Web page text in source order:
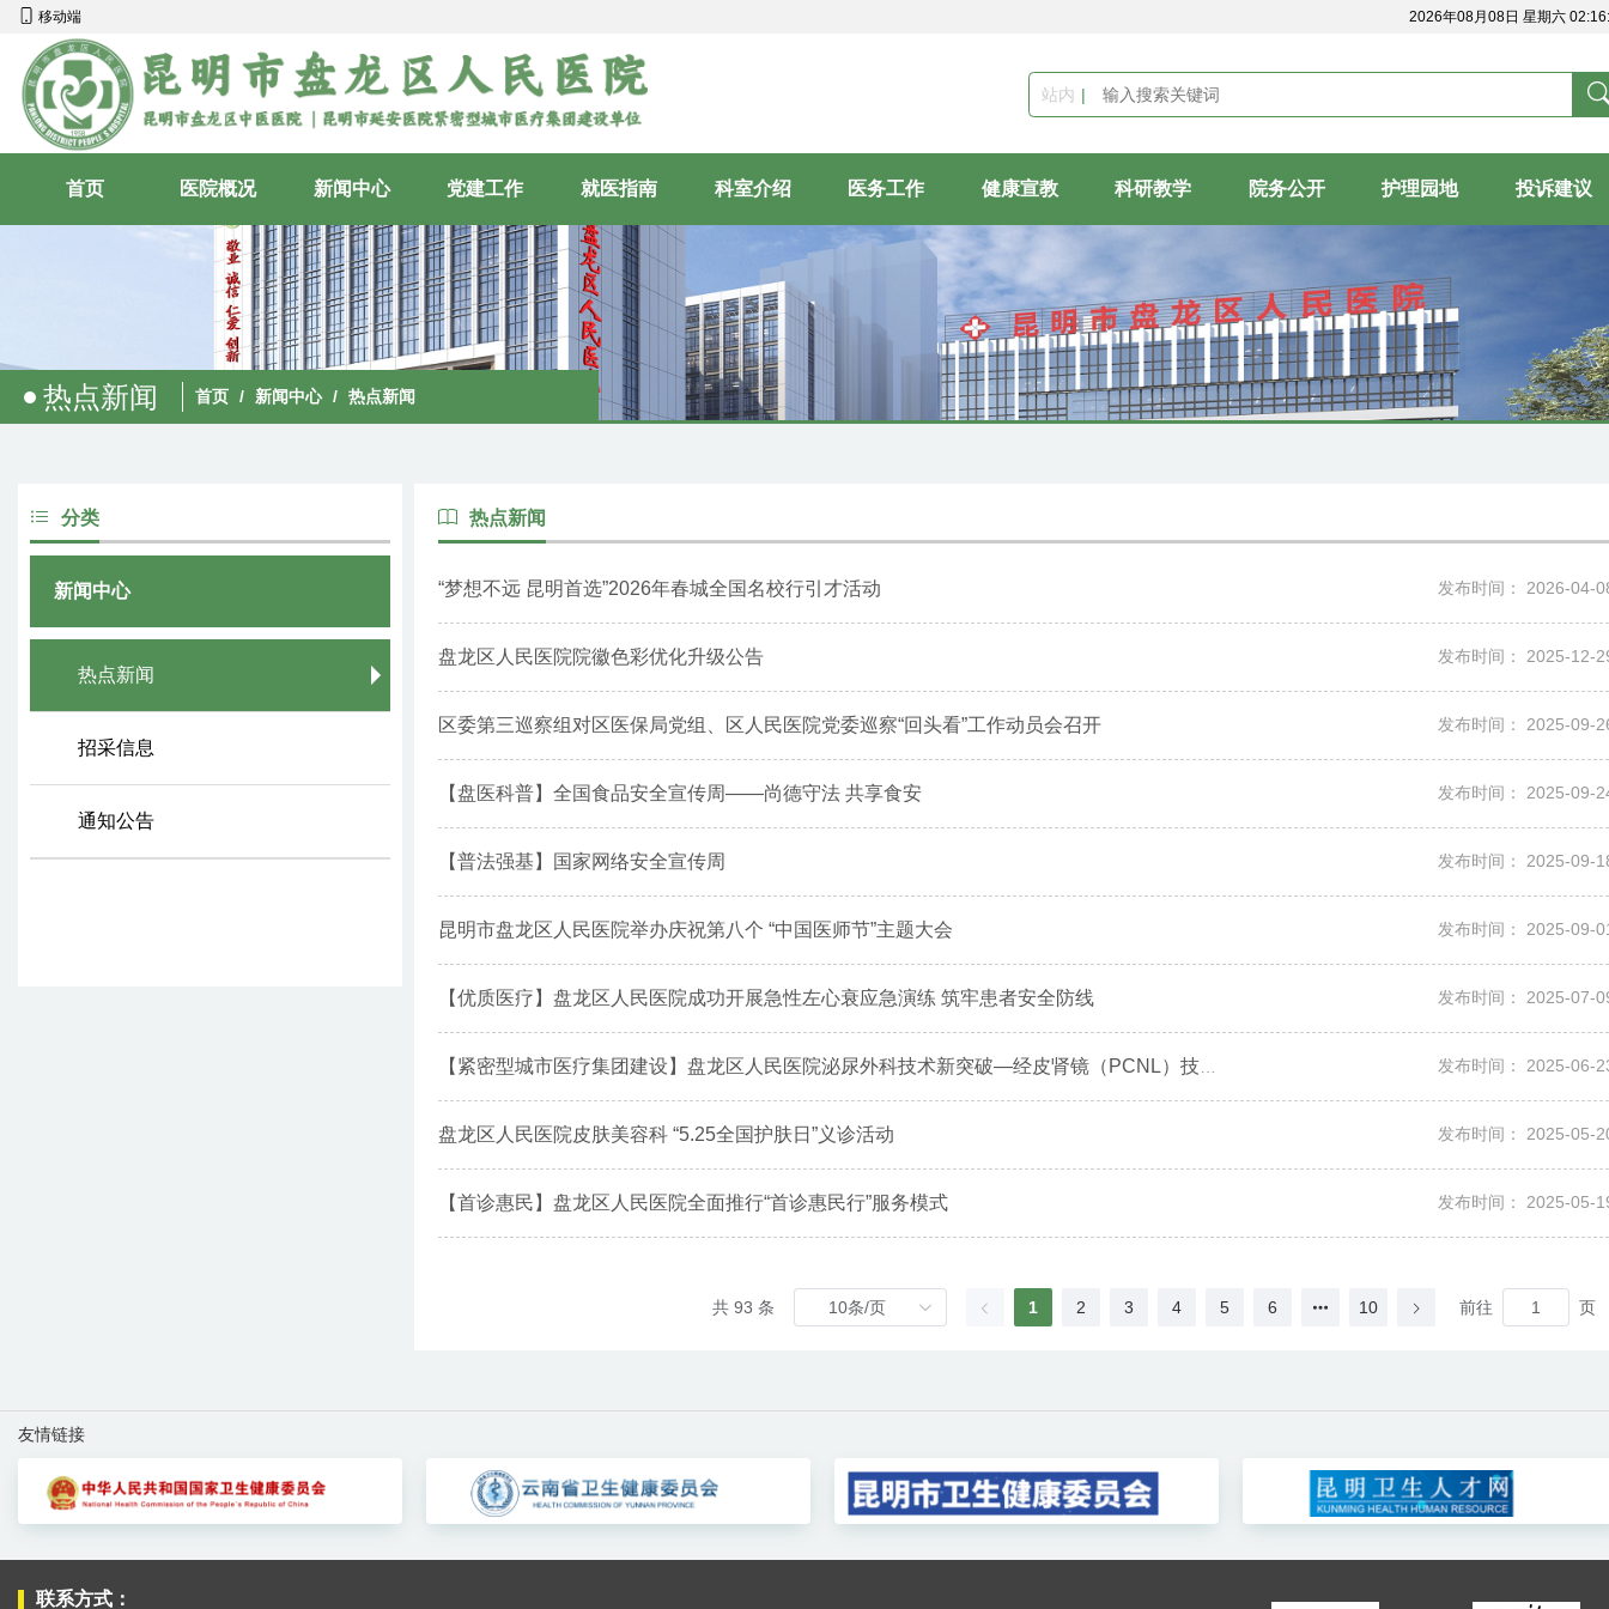
移动端 2026年08月08日 星期六
站内
首页 医院概况 新闻中心 党建工作 就医指南 科室介绍 医务工作 健康宣教 科研教学 院务公开 护理园地 投诉建议
热点新闻 首页 / 新闻中心 / 热点新闻
分类
新闻中心
热点新闻
招采信息
通知公告
热点新闻
“梦想不远 昆明首选”2026年春城全国名校行引才活动 发布时间： 2026-04-
盘龙区人民医院院徽色彩优化升级公告 发布时间： 2025-12-
区委第三巡察组对区医保局党组、区人民医院党委巡察“回头看”工作动员会召开 发布时间： 2025-09-
【盘医科普】全国食品安全宣传周——尚德守法 共享食安 发布时间： 2025-09-
【普法强基】国家网络安全宣传周 发布时间： 2025-09-
昆明市盘龙区人民医院举办庆祝第八个 “中国医师节”主题大会 发布时间： 2025-09-
【优质医疗】盘龙区人民医院成功开展急性左心衰应急演练 筑牢患者安全防线 发布时间： 2025-07-
【紧密型城市医疗集团建设】盘龙区人民医院泌尿外科技术新突破—经皮肾镜（PCNL）技术开展 发布时间： 2025-06-
盘龙区人民医院皮肤美容科 “5.25全国护肤日”义诊活动 发布时间： 2025-05-
【首诊惠民】盘龙区人民医院全面推行“首诊惠民行”服务模式 发布时间： 2025-05-
共 93 条 1 2 3 4 5 6 10 前往 页
友情链接
联系方式：